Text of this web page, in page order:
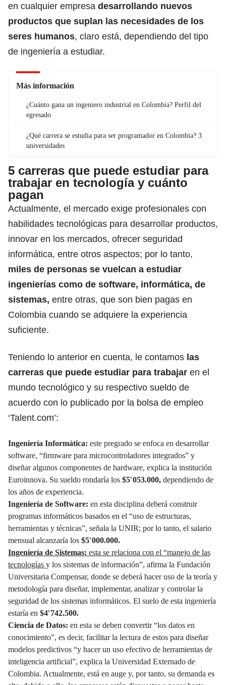
en cualquier empresa desarrollando nuevos
productos que suplan las necesidades de los
seres humanos, claro está, dependiendo del tipo
de ingeniería a estudiar.
Más información
¿Cuánto gana un ingeniero industrial en Colombia? Perfil del
egresado
¿Qué carrera se estudia para ser programador en Colombia? 3
universidades
5 carreras que puede estudiar para
trabajar en tecnología y cuánto
pagan
Actualmente, el mercado exige profesionales con
habilidades tecnológicas para desarrollar productos,
innovar en los mercados, ofrecer seguridad
informática, entre otros aspectos; por lo tanto,
miles de personas se vuelcan a estudiar
ingenierías como de software, informática, de
sistemas, entre otras, que son bien pagas en
Colombia cuando se adquiere la experiencia
suficiente.
Teniendo lo anterior en cuenta, le contamos las
carreras que puede estudiar para trabajar en el
mundo tecnológico y su respectivo sueldo de
acuerdo con lo publicado por la bolsa de empleo
‘Talent.com’:
Ingeniería Informática: este pregrado se enfoca en desarrollar
software, “firmware para microcontroladores integrados” y
diseñar algunos componentes de hardware, explica la institución
Euroinnova. Su sueldo rondaría los $5′053.000, dependiendo de
los años de experiencia.
Ingeniería de Software: en esta disciplina deberá construir
programas informáticos basados en el “uso de estructuras,
herramientas y técnicas”, señala la UNIR; por lo tanto, el salario
mensual alcanzaría los $5′000.000.
Ingeniería de Sistemas: esta se relaciona con el “manejo de las
tecnologías y los sistemas de información”, afirma la Fundación
Universitaria Compensar, donde se deberá hacer uso de la teoría y
metodología para diseñar, implementar, analizar y controlar la
seguridad de los sistemas informáticos. El suelo de esta ingeniería
estaría en $4′742.500.
Ciencia de Datos: en esta se deben convertir “los datos en
conocimiento”, es decir, facilitar la lectura de estos para diseñar
modelos predictivos “y hacer un uso efectivo de herramientas de
inteligencia artificial”, explica la Universidad Externado de
Colombia. Actualmente, está en auge y, por tanto, su demanda es